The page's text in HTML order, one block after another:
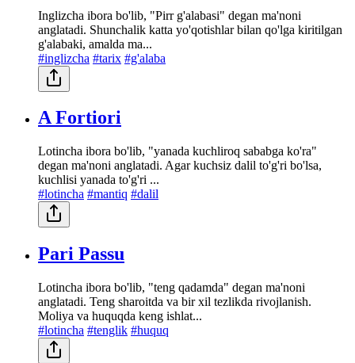
Inglizcha ibora bo'lib, "Pirr g'alabasi" degan ma'noni
anglatadi. Shunchalik katta yo'qotishlar bilan qo'lga kiritilgan
g'alabaki, amalda ma...
#inglizcha #tarix #g'alaba
A Fortiori
Lotincha ibora bo'lib, "yanada kuchliroq sababga ko'ra"
degan ma'noni anglatadi. Agar kuchsiz dalil to'g'ri bo'lsa,
kuchlisi yanada to'g'ri ...
#lotincha #mantiq #dalil
Pari Passu
Lotincha ibora bo'lib, "teng qadamda" degan ma'noni
anglatadi. Teng sharoitda va bir xil tezlikda rivojlanish.
Moliya va huquqda keng ishlat...
#lotincha #tenglik #huquq